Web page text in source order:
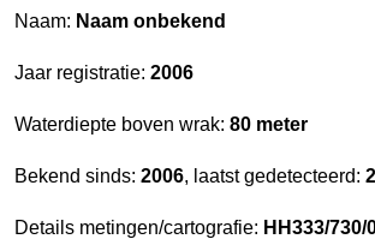
Naam: Naam onbekend
Jaar registratie: 2006
Waterdiepte boven wrak: 80 meter
Bekend sinds: 2006, laatst gedetecteerd:
Details metingen/cartografie: HH333/730/